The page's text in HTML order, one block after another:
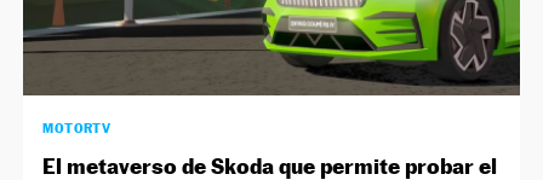
MOTORTV
El metaverso de Skoda que permite probar el